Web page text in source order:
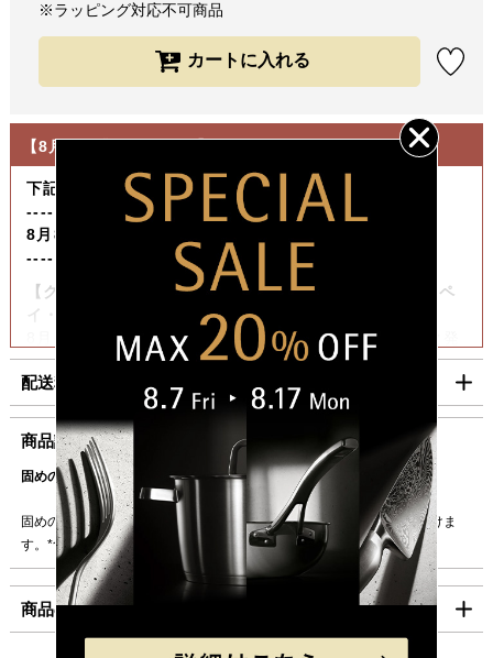
※ラッピング対応不可商品
【8月の休業日について】
下記期間は発送作業をお休みさせていただきます。
----------------------------------
8月8日（土）～ 8月16日（日）
----------------------------------
【クレジットカード・Amazon Pay・PayPay・楽天ペ
イ・代金引換をご利用の場合】
8月6日（木）迄の『ご注文』は8月7日（金）迄に順次発
送いたします。
【コンビニ決済をご利用の場合】
8月6日（木）迄の『ご注文及びご入金確認分』は8月7日
（金）迄に順次発送いたします。
上記日時以降のご注文及びご入金確認分につきましては、8月
17日（月）以降の発送となります。
ご迷惑をお掛けいたしますが、何卒ご了承賜りますよう
お願い申し上げます。
配送料・お支払い方法について
■配送料（税込）
北海道 1,100円
東北・関東・信越・
北陸・中部・関西
840円
中国・四国 930円
九州
商品説明
固めのチーズを優れた切れ味で薄くスライス。
固めのチーズのスライスだけでなく、トリュフなどにもお使いいただけま
す。*食洗機対応
商品の仕様